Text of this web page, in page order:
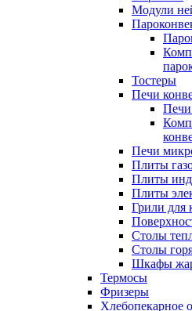
Модули
Тостеры
Печи
Печи
Плиты
Плиты
Плиты
Грили для
Столы
Столы
Шкафы
Термосы
Фризеры
Хлебопекарное